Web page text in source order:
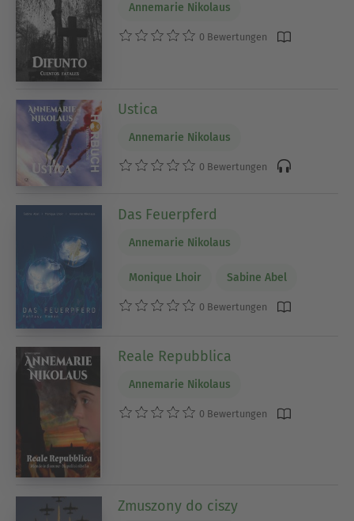
Annemarie Nikolaus
0 Bewertungen
Ustica
Annemarie Nikolaus
0 Bewertungen
Das Feuerpferd
Annemarie Nikolaus
Monique Lhoir Sabine Abel
0 Bewertungen
Reale Repubblica
Annemarie Nikolaus
0 Bewertungen
Zmuszony do ciszy